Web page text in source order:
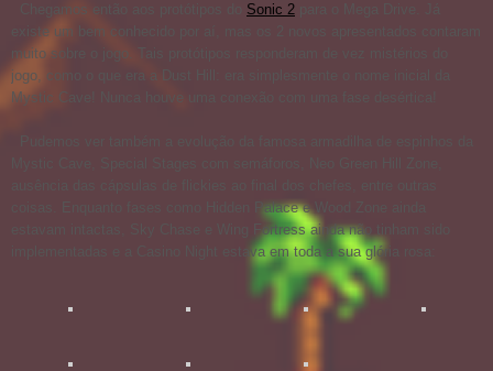
Chegamos então aos protótipos do Sonic 2
existe um bem conhecido por aí, mas os 2 novos apresentados contaram
muito sobre o jogo. Tais protótipos responderam de vez mistérios do
jogo, como o que era a Dust Hill: era simplesmente o nome inicial da
Mystic Cave! Nunca houve uma conexão com uma fase desértica!
coisas. Enquanto fases como Hidden Palace e Wood Zone ainda
estavam intactas, Sky Chase e Wing Fortress ainda não tinham sido
implementadas e a Casino Night estava em toda a sua glória rosa: